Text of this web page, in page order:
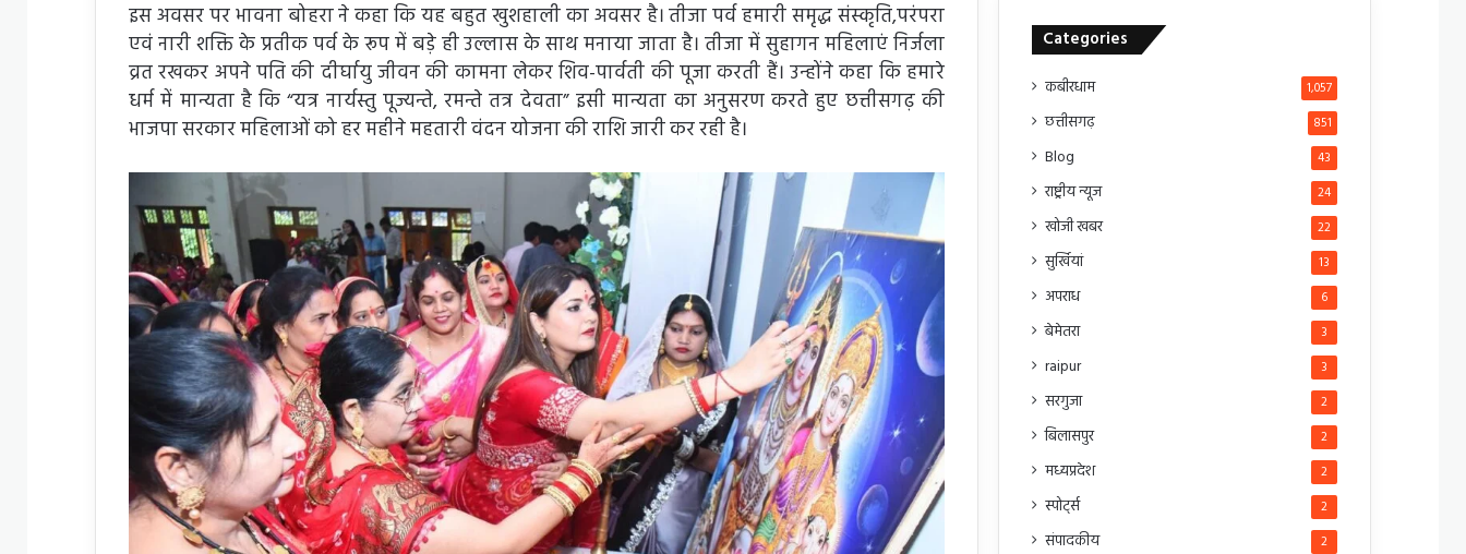
इस अवसर पर भावना बोहरा ने कहा कि यह बहुत खुशहाली का अवसर है। तीजा पर्व हमारी समृद्ध संस्कृति,परंपरा
एवं नारी शक्ति के प्रतीक पर्व के रूप में बड़े ही उल्लास के साथ मनाया जाता है। तीजा में सुहागन महिलाएं निर्जला
व्रत रखकर अपने पति की दीर्घायु जीवन की कामना लेकर शिव-पार्वती की पूजा करती हैं। उन्होंने कहा कि हमारे
धर्म में मान्यता है कि “यत्र नार्यस्तु पूज्यन्ते, रमन्ते तत्र देवता” इसी मान्यता का अनुसरण करते हुए छत्तीसगढ़ की
भाजपा सरकार महिलाओं को हर महीने महतारी वंदन योजना की राशि जारी कर रही है।
Categories
कबीरधाम 1,057
छत्तीसगढ़ 851
Blog 43
राष्ट्रीय न्यूज 24
खोजी खबर 22
सुर्खियां 13
अपराध 6
बेमेतरा 3
raipur 3
सरगुजा 2
बिलासपुर 2
मध्यप्रदेश 2
स्पोर्ट्स 2
संपादकीय 2